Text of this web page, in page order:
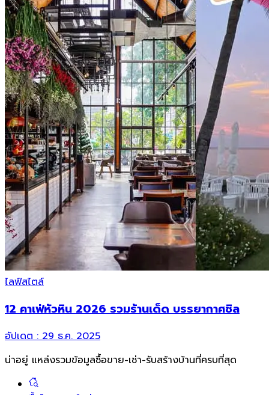
ไลฟ์สไตล์
12 คาเฟ่หัวหิน 2026 รวมร้านเด็ด บรรยากาศชิล
อัปเดต : 29 ธ.ค. 2025
น่าอยู่ แหล่งรวมข้อมูลซื้อขาย-เช่า-รับสร้างบ้านที่ครบที่สุด